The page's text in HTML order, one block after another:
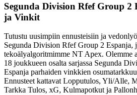
Segunda Division Rfef Group 2
ja Vinkit
Tutustu uusimpiin ennusteisiin ja
Segunda Division Rfef Group 2 Espanja,
tekoälyalgoritmimme NT Apex. Olemme
18 joukkueen osalta sarjassa Segunda
Espanja parhaiden vinkkien
Ennusteet kattavatLopputulos, Yli/Alle,
Tarkka Tulos, xG, Kulmapotkut ja